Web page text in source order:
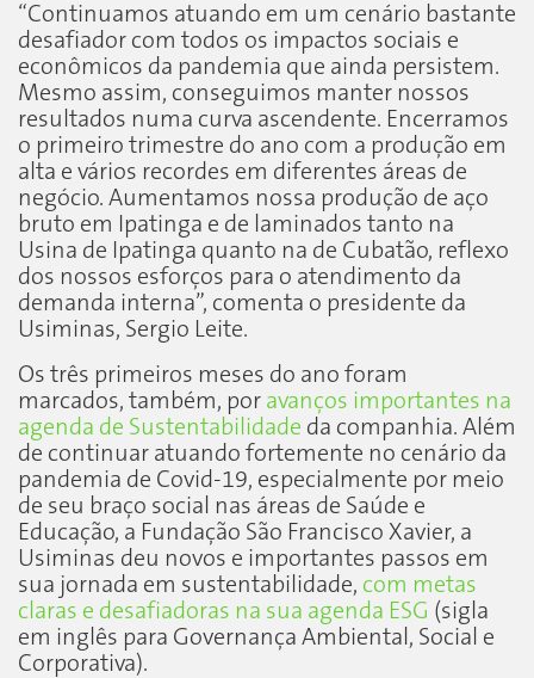
“Continuamos atuando em um cenário bastante
desafiador com todos os impactos sociais e
econômicos da pandemia que ainda persistem.
Mesmo assim, conseguimos manter nossos
resultados numa curva ascendente. Encerramos
o primeiro trimestre do ano com a produção em
alta e vários recordes em diferentes áreas de
negócio. Aumentamos nossa produção de aço
bruto em Ipatinga e de laminados tanto na
Usina de Ipatinga quanto na de Cubatão, reflexo
dos nossos esforços para o atendimento da
demanda interna”, comenta o presidente da
Usiminas, Sergio Leite.
Os três primeiros meses do ano foram
marcados, também, por avanços importantes na
agenda de Sustentabilidade da companhia. Além
de continuar atuando fortemente no cenário da
pandemia de Covid-19, especialmente por meio
de seu braço social nas áreas de Saúde e
Educação, a Fundação São Francisco Xavier, a
Usiminas deu novos e importantes passos em
sua jornada em sustentabilidade, com metas
claras e desafiadoras na sua agenda ESG (sigla
em inglês para Governança Ambiental, Social e
Corporativa).